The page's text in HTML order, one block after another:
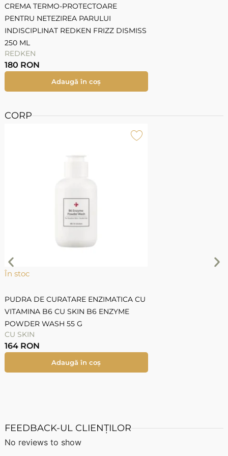
CREMA TERMO-PROTECTOARE
PENTRU NETEZIREA PARULUI
INDISCIPLINAT REDKEN FRIZZ DISMISS
250 ML
REDKEN
180 RON
Adaugă în coș
CORP
În stoc
PUDRA DE CURATARE ENZIMATICA CU
VITAMINA B6 CU SKIN B6 ENZYME
POWDER WASH 55 G
CU SKIN
164 RON
Adaugă în coș
FEEDBACK-UL CLIENȚILOR
No reviews to show